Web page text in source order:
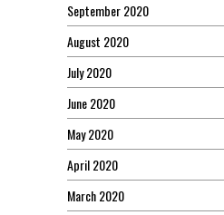
September 2020
August 2020
July 2020
June 2020
May 2020
April 2020
March 2020